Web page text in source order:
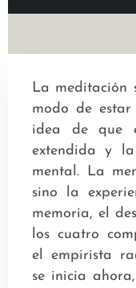
La meditación
modo de
idea de que
extendida y
mental. La
sino la
memoria, el
los cuatro
el empirista
se inicia